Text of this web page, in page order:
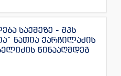
საქმეზე - შპს
ნათია ქარჩილაძის
წინააღმდეგ